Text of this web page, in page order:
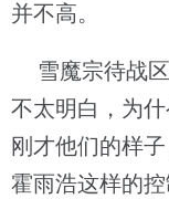
并不高。
雪魔宗待战区
不太明白，为
刚才他们的样
霍雨浩这样的